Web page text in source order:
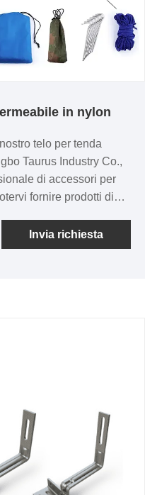
in nylon
telo per tenda
Taurus Industry Co.,
di accessori per
fornire prodotti di
Invia richiesta